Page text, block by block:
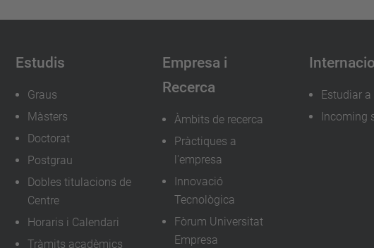
Estudis
Graus
Màsters
Doctorat
Postgrau
Dobles titulacions de
Centre
Horaris i Calendari
Tràmits acadèmics
Empresa i
Recerca
Àmbits de recerca
Pràctiques a
l'empresa
Innovació
Tecnològica
Fòrum Universitat
Empresa
Estudiar a
Incoming